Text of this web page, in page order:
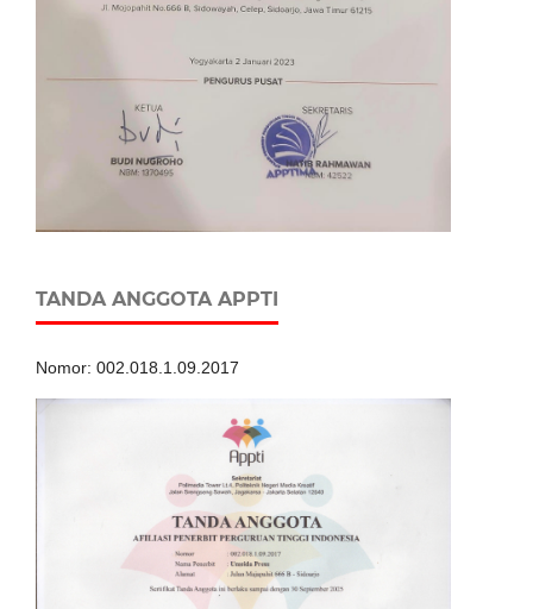
TANDA ANGGOTA APPTI
Nomor: 002.018.1.09.2017